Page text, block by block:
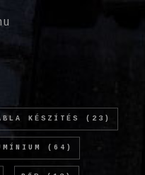
KÉSZÍTÉS (23)
(64)